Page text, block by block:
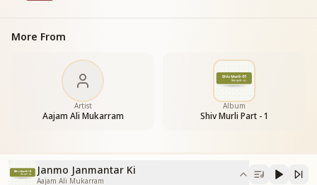
More From
Artist
Aajam Ali Mukarram
Album
Shiv Murli Part - 1
Janmo Janmantar Ki
Aajam Ali Mukarram